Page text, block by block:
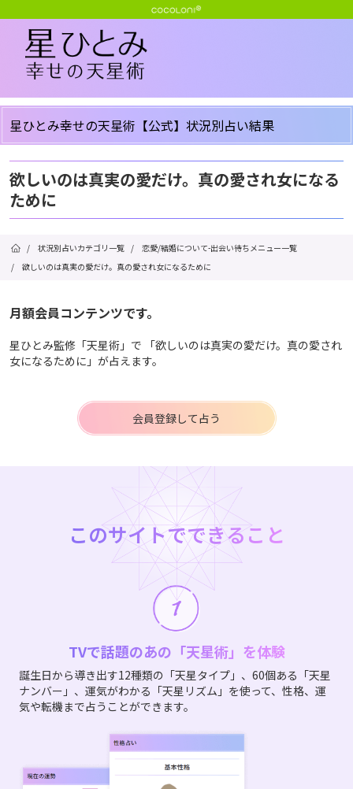
星ひとみ幸せの天星術【公式】状況別占い結果
欲しいのは真実の愛だけ。真の愛され女になる
ために
/ 状況別占いカテゴリ一覧 /
恋愛/結婚について-出会い待ちメニュー一覧
/
欲しいのは真実の愛だけ。真の愛され女になるために
月額会員コンテンツです。
星ひとみ監修「天星術」で 「欲しいのは真実の愛だけ。真の愛され
女になるために」が占えます。
会員登録して占う
このサイトでできること
TVで話題のあの「天星術」を体験
誕生日から導き出す12種類の「天星タイプ」、60個ある「天星
ナンバー」、運気がわかる「天星リズム」を使って、性格、運
気や転機まで占うことができます。